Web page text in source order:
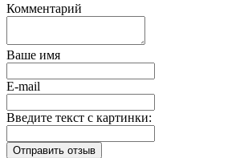
Комментарий
Ваше имя
E-mail
Введите текст с картинки: